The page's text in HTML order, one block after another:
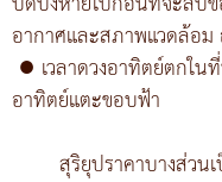
อากาศและสภาพแวดล้อ
● เวลาดวงอาทิตย์ตกใน
อาทิตย์แตะขอบฟ้า
สุริยุปราคาบางส่ว